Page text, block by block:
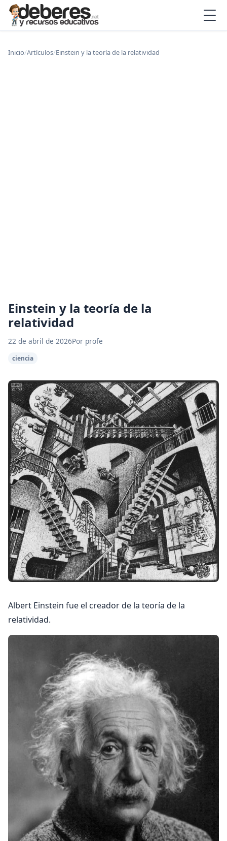
Inicio/Artículos/Einstein y la teoría de la relatividad
Einstein y la teoría de la
relatividad
22 de abril de 2026Por profe
ciencia
Albert Einstein fue el creador de la teoría de la
relatividad.